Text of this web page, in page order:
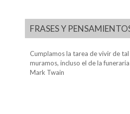
FRASES Y
Cumplamos la tarea de vivir de
muramos, incluso el de la
Mark Twain